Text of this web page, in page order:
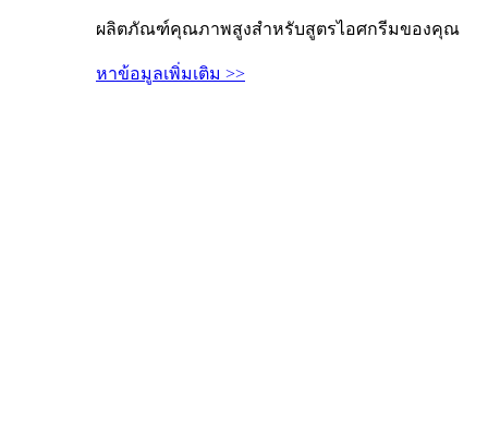
ผลิตภัณฑ์คุณภาพสูงสำหรับสูตรไอศกรีมของคุณ
หาข้อมูลเพิ่มเติม >>